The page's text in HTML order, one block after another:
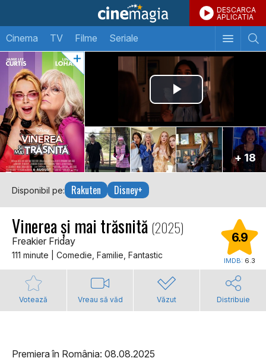
DESCARCA
APLICATIA
Cinema TV Filme Seriale
+ 18
Disponibil pe: Rakuten Disney+
Vinerea și mai trăsnită (2025)
Freakier Friday
111 minute | Comedie, Familie, Fantastic
6.9
IMDB: 6.3
Votează Vreau să văd Văzut Distribuie
Premiera în România: 08.08.2025